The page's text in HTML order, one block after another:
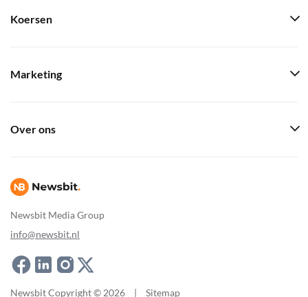
Newsbit Media Group
info@newsbit.nl
Koersen
Marketing
Over ons
Newsbit Copyright © 2026 | Sitemap